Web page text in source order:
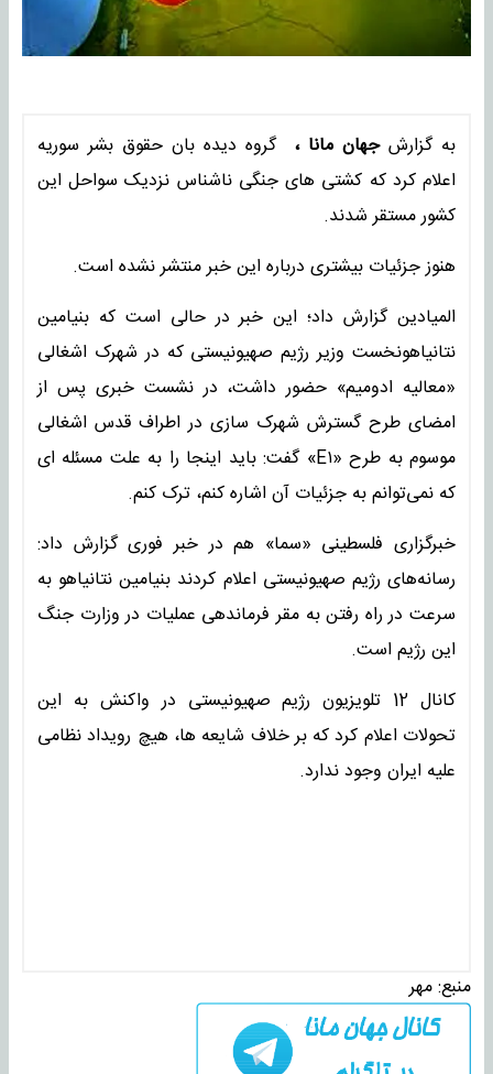
به گزارش جهان مانا ،گروه دیده بان حقوق بشر سوریه
اعلام کرد که کشتی های جنگی ناشناس نزدیک سواحل این
کشور مستقر شدند.
هنوز جزئیات بیشتری درباره این خبر منتشر نشده است.
المیادین گزارش داد؛ این خبر در حالی است که بنیامین
نتانیاهونخست وزیر رژیم صهیونیستی که در شهرک اشغالی
«معالیه ادومیم» حضور داشت، در نشست خبری پس از
امضای طرح گسترش شهرک سازی در اطراف قدس اشغالی
موسوم به طرح «E۱» گفت: باید اینجا را به علت مسئله ای
که نمی‌توانم به جزئیات آن اشاره کنم، ترک کنم.
خبرگزاری فلسطینی «سما» هم در خبر فوری گزارش داد:
رسانه‌های رژیم صهیونیستی اعلام کردند بنیامین نتانیاهو به
سرعت در راه رفتن به مقر فرماندهی عملیات در وزارت جنگ
این رژیم است.
کانال 12 تلویزیون رژیم صهیونیستی در واکنش به این
تحولات اعلام کرد که بر خلاف شایعه ها، هیچ رویداد نظامی
علیه ایران وجود ندارد.
منبع:مهر